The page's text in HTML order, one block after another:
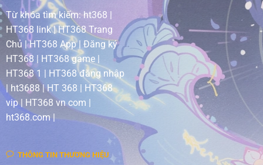
Từ khóa tìm kiếm: ht368 |
HT368 link | HT368 Trang
Chủ | HT368 App | Đăng ký
HT368 | HT368 game |
HT368 1 | HT368 đăng nhập
| ht3688 | HT 368 | HT368
vip | HT368 vn com |
ht368.com |
THÔNG TIN THƯƠNG HIỆU